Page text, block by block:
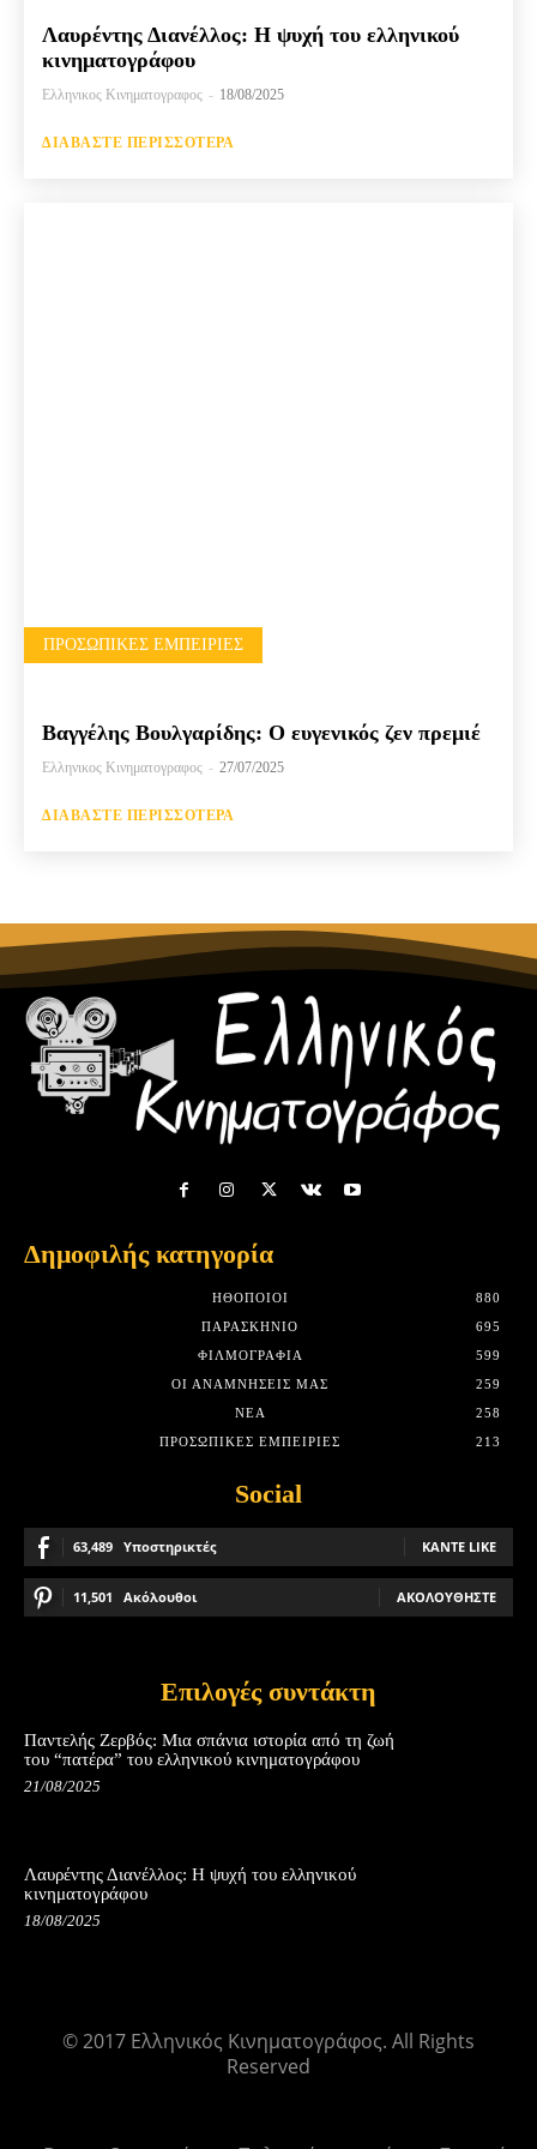
Λαυρέντης Διανέλλος: Η ψυχή του ελληνικού
κινηματογράφου
Ελληνικος Κινηματογραφος - 18/08/2025
ΔΙΑΒΆΣΤΕ ΠΕΡΙΣΣΌΤΕΡΑ
ΠΡΟΣΩΠΙΚΈΣ ΕΜΠΕΙΡΊΕΣ
Βαγγέλης Βουλγαρίδης: Ο ευγενικός ζεν πρεμιέ
Ελληνικος Κινηματογραφος - 27/07/2025
ΔΙΑΒΆΣΤΕ ΠΕΡΙΣΣΌΤΕΡΑ
Δημοφιλής κατηγορία
HΘΟΠΟΙΟΊ
880
ΠΑΡΑΣΚΉΝΙΟ
695
ΦΙΛΜΟΓΡΑΦΊΑ
599
ΟΙ ΑΝΑΜΝΉΣΕΙΣ ΜΑΣ
259
ΝΈΑ
258
ΠΡΟΣΩΠΙΚΈΣ ΕΜΠΕΙΡΊΕΣ
213
Social
63,489 Υποστηρικτές ΚΆΝΤΕ LIKE
11,501 Ακόλουθοι ΑΚΟΛΟΥΘΉΣΤΕ
Επιλογές συντάκτη
Παντελής Ζερβός: Μια σπάνια ιστορία από τη ζωή
του “πατέρα” του ελληνικού κινηματογράφου
21/08/2025
Λαυρέντης Διανέλλος: Η ψυχή του ελληνικού
κινηματογράφου
18/08/2025
© 2017 Ελληνικός Κινηματογράφος. All Rights
Reserved